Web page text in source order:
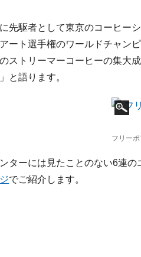
先駆者として東京のコーヒー
ート選手権のワールドチャン
ストリーマーコーヒーの集大
と語ります。
フリー
ターには見たことのない6連
でご紹介します。